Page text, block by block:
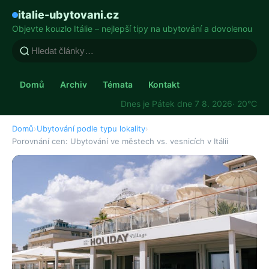
italie-ubytovani.cz
Objevte kouzlo Itálie – nejlepší tipy na ubytování a dovolenou
Domů Archiv Témata
Kontakt
Dnes je Pátek dne 7 8. 2026· 20°C
Domů›Ubytování podle typu lokality›
Porovnání cen: Ubytování ve městech vs. vesnicích v Itálii